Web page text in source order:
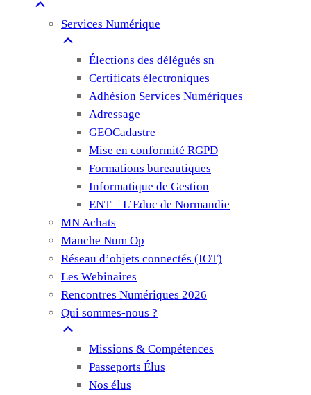
Services Numérique
Élections des délégués sn
Certificats électroniques
Adhésion Services Numériques
Adressage
GEOCadastre
Mise en conformité RGPD
Formations bureautiques
Informatique de Gestion
ENT – L’Educ de Normandie
MN Achats
Manche Num Op
Réseau d’objets connectés (IOT)
Les Webinaires
Rencontres Numériques 2026
Qui sommes-nous ?
Missions & Compétences
Passeports Élus
Nos élus